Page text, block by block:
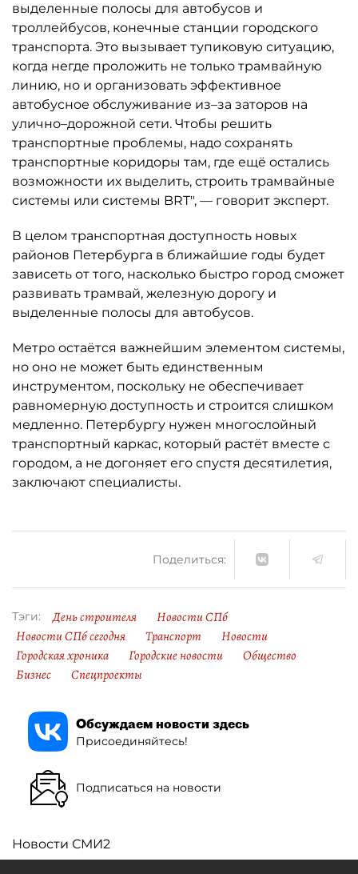
выделенные полосы для автобусов и
троллейбусов, конечные станции городского
транспорта. Это вызывает тупиковую ситуацию,
когда негде проложить не только трамвайную
линию, но и организовать эффективное
автобусное обслуживание из–за заторов на
улично–дорожной сети. Чтобы решить
транспортные проблемы, надо сохранять
транспортные коридоры там, где ещё остались
возможности их выделить, строить трамвайные
системы или системы BRT", — говорит эксперт.
В целом транспортная доступность новых
районов Петербурга в ближайшие годы будет
зависеть от того, насколько быстро город сможет
развивать трамвай, железную дорогу и
выделенные полосы для автобусов.
Метро остаётся важнейшим элементом системы,
но оно не может быть единственным
инструментом, поскольку не обеспечивает
равномерную доступность и строится слишком
медленно. Петербургу нужен многослойный
транспортный каркас, который растёт вместе с
городом, а не догоняет его спустя десятилетия,
заключают специалисты.
Поделиться:
Тэги: День строителя
Новости СПб
Новости СПб сегодня
Транспорт
Новости
Городская хроника
Городские новости
Общество
Бизнес
Спецпроекты
Обсуждаем новости здесь
Присоединяйтесь!
Подписаться на новости
Новости СМИ2